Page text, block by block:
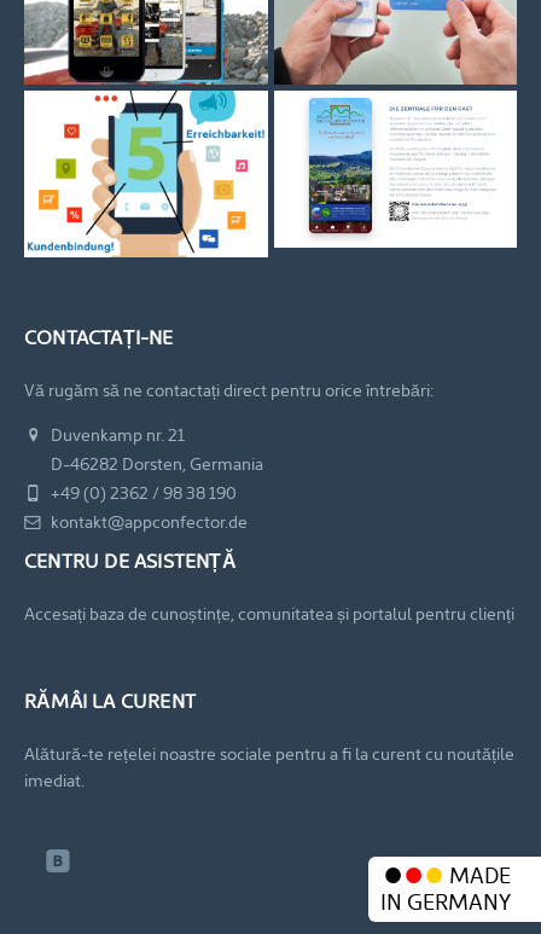
CONTACTAȚI-NE
Vă rugăm să ne contactați direct pentru orice întrebări:
Duvenkamp nr. 21
D-46282 Dorsten, Germania
+49 (0) 2362 / 98 38 190
kontakt@appconfector.de
CENTRU DE ASISTENȚĂ
Accesați baza de cunoștințe, comunitatea și portalul pentru clienți
RĂMÂI LA CURENT
Alătură-te rețelei noastre sociale pentru a fi la curent cu noutățile
imediat.
MADE
IN GERMANY